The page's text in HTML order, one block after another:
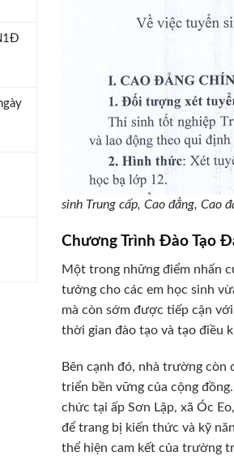
sinh Trung cấp, Cao đẳng, Cao
Chương Trình Đào Tạo
Một trong những điểm nhấn
tưởng cho các em học sinh
mà còn sớm được tiếp cận
thời gian đào tạo và tạo điều
Bên cạnh đó, nhà trường còn
triển bền vững của cộng
chức tại ấp Sơn Lập, xã Óc
để trang bị kiến thức và kỹ
thể hiện cam kết của trường